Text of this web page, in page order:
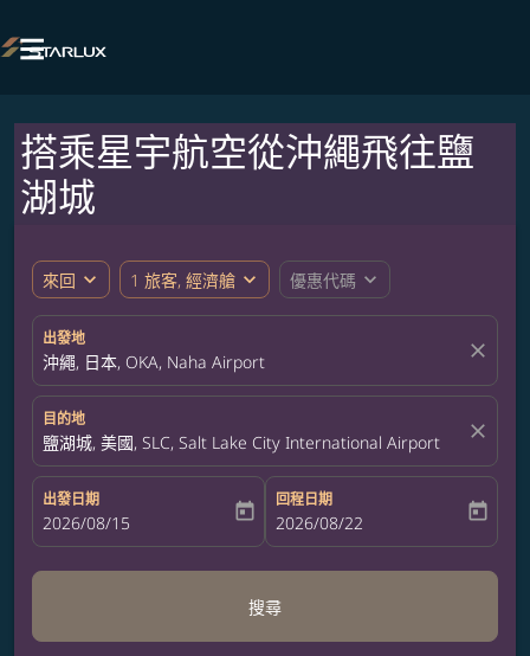

搭乘星宇航空從沖繩飛往鹽
湖城
來回 expand_more 1 旅客, 經濟艙 expand_more 優惠代碼 expand_more
出發地
沖繩, 日本, OKA, Naha Airport close
目的地
鹽湖城, 美國, SLC, Salt Lake City International Airport close
出發日期
fc-booking-departure-date-aria-label
2026/08/15 today
回程日期
fc-booking-return-date-aria-label
2026/08/22 today
搜尋